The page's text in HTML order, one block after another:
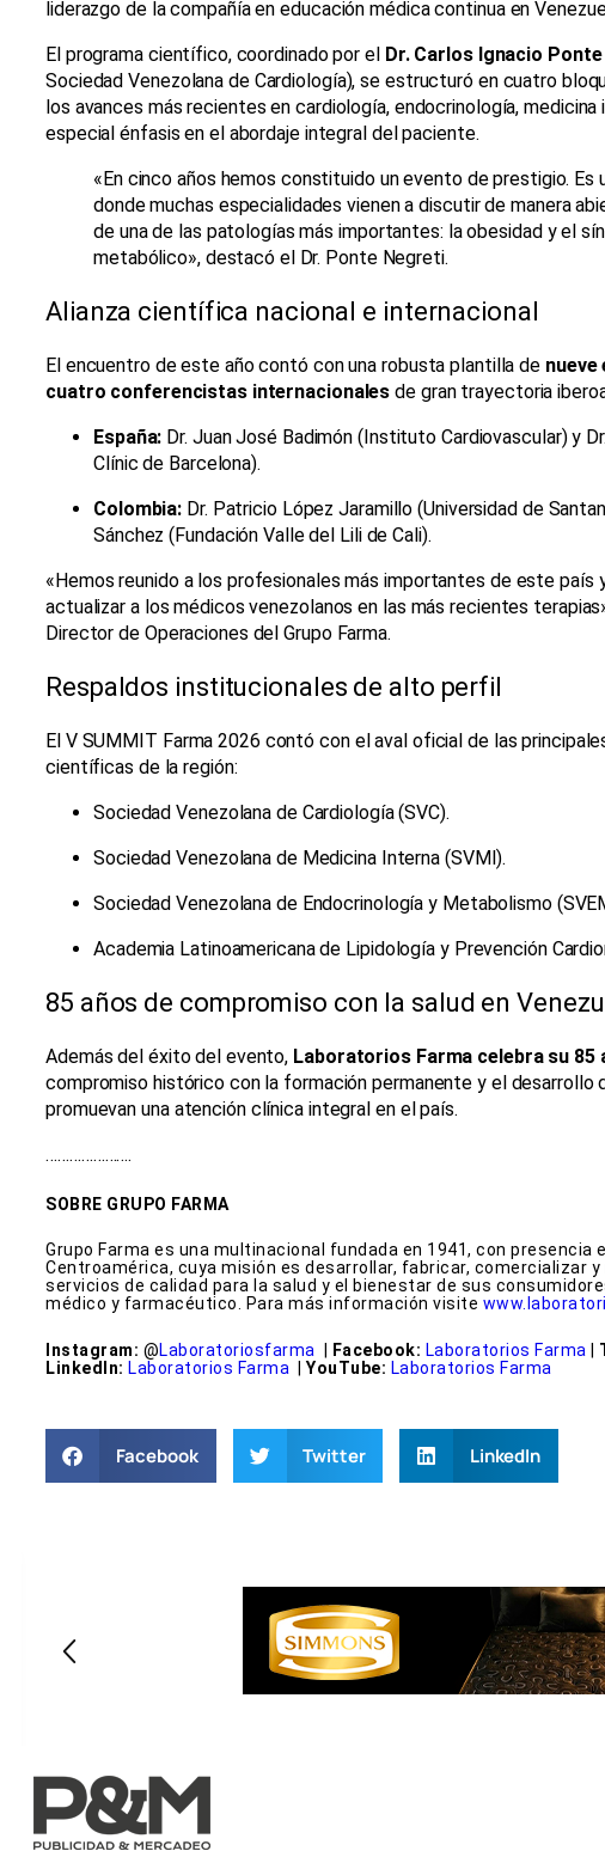
liderazgo de la compañía en educación médica continua en
El programa científico, coordinado por el Dr. Carlos Ignacio
Sociedad Venezolana de Cardiología), se estructuró en cuatro
los avances más recientes en cardiología, endocrinología,
especial énfasis en el abordaje integral del paciente.
«En cinco años hemos constituido un evento de prestigio. Es
donde muchas especialidades vienen a discutir de manera
de una de las patologías más importantes: la obesidad y el
metabólico», destacó el Dr. Ponte Negreti.
Alianza científica nacional e internacional
El encuentro de este año contó con una robusta plantilla de nueve
cuatro conferencistas internacionales de gran trayectoria
España: Dr. Juan José Badimón (Instituto Cardiovascular) y
Clínic de Barcelona).
Colombia: Dr. Patricio López Jaramillo (Universidad de
Sánchez (Fundación Valle del Lili de Cali).
«Hemos reunido a los profesionales más importantes de este país
actualizar a los médicos venezolanos en las más recientes
Director de Operaciones del Grupo Farma.
Respaldos institucionales de alto perfil
El V SUMMIT Farma 2026 contó con el aval oficial de las
científicas de la región:
Sociedad Venezolana de Cardiología (SVC).
Sociedad Venezolana de Medicina Interna (SVMI).
Sociedad Venezolana de Endocrinología y Metabolismo
Academia Latinoamericana de Lipidología y Prevención
85 años de compromiso con la salud en
Además del éxito del evento, Laboratorios Farma celebra su 85
compromiso histórico con la formación permanente y el desarrollo
promuevan una atención clínica integral en el país.
………………….
SOBRE GRUPO FARMA
Grupo Farma es una multinacional fundada en 1941, con presencia
Centroamérica, cuya misión es desarrollar, fabricar, comercializar
servicios de calidad para la salud y el bienestar de sus
médico y farmacéutico. Para más información visite
Instagram: @Laboratoriosfarma Facebook: Laboratorios Farma
LinkedIn: Laboratorios Farma YouTube: Laboratorios Farma
Facebook Twitter LinkedIn